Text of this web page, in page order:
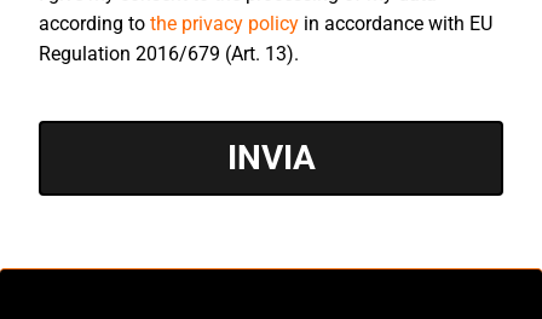
according tothe privacy policy in accordance with EU
Regulation 2016/679 (Art. 13).
INVIA